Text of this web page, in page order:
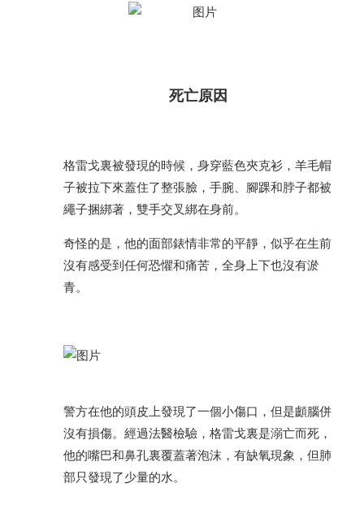
死亡原因
格雷戈裏被發現的時候，身穿藍色夾克衫，羊毛帽
子被拉下來蓋住了整張臉，手腕、腳踝和脖子都被
繩子捆綁著，雙手交叉綁在身前。
奇怪的是，他的面部錶情非常的平靜，似乎在生前
沒有感受到任何恐懼和痛苦，全身上下也沒有淤
青。
警方在他的頭皮上發現了一個小傷口，但是顱腦併
沒有損傷。經過法醫檢驗，格雷戈裏是溺亡而死，
他的嘴巴和鼻孔裏覆蓋著泡沫，有缺氧現象，但肺
部只發現了少量的水。